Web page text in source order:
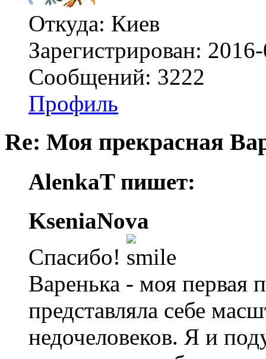
Откуда: Киев
Зарегистрирован:
Сообщений: 3222
Профиль
Re: Моя прекрасная
AlenkaT пишет:
KseniaNova
Спасибо!
Варенька - моя первая
представляла себе
недочеловеков. Я и